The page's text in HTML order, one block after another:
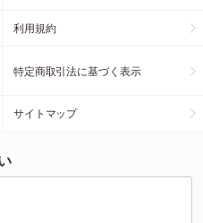
利用規約
特定商取引法に基づく表示
サイトマップ